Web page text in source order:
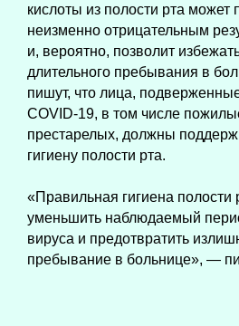
кислоты из полости рта может
неизменно отрицательным
и, вероятно, позволит
длительного пребывания в
пишут, что лица,
COVID-19, в том числе
престарелых, должны
гигиену полости рта.
«Правильная гигиена полости
уменьшить наблюдаемый
вируса и предотвратить
пребывание в больнице», —